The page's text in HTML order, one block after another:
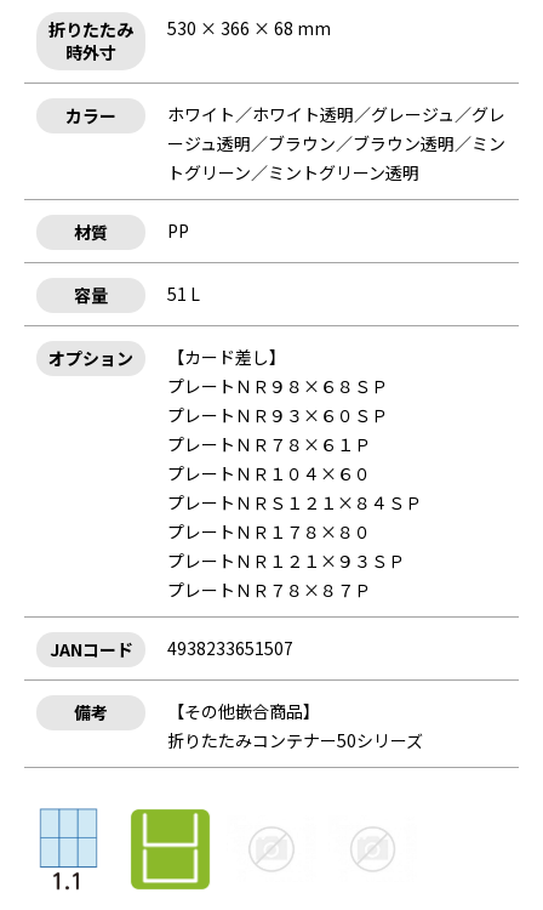
折りたたみ
時外寸
530 × 366 × 68 mm
カラー
ホワイト／ホワイト透明／グレージュ／グレ
ージュ透明／ブラウン／ブラウン透明／ミン
トグリーン／ミントグリーン透明
材質 PP
容量 51 L
オプション
【カード差し】
プレートＮＲ９８×６８ＳＰ
プレートＮＲ９３×６０ＳＰ
プレートＮＲ７８×６１Ｐ
プレートＮＲ１０４×６０
プレートＮＲＳ１２１×８４ＳＰ
プレートＮＲ１７８×８０
プレートＮＲ１２１×９３ＳＰ
プレートＮＲ７８×８７Ｐ
JANコード 4938233651507
備考
【その他嵌合商品】
折りたたみコンテナー50シリーズ